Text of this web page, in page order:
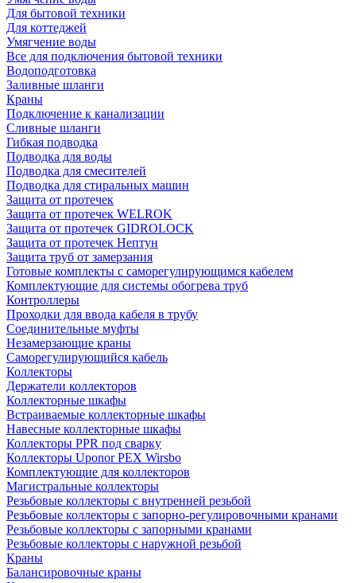
Для бытовой техники
Для коттеджей
Умягчение воды
Все для подключения бытовой техники
Водоподготовка
Заливные шланги
Краны
Подключение к канализации
Сливные шланги
Гибкая подводка
Подводка для воды
Подводка для смесителей
Подводка для стиральных машин
Защита от протечек
Защита от протечек WELROK
Защита от протечек GIDROLOCK
Защита от протечек Нептун
Защита труб от замерзания
Готовые комплекты с саморегулирующимся кабелем
Комплектующие для системы обогрева труб
Контроллеры
Проходки для ввода кабеля в трубу
Соединительные муфты
Незамерзающие краны
Саморегулирующийся кабель
Коллекторы
Держатели коллекторов
Коллекторные шкафы
Встраиваемые коллекторные шкафы
Навесные коллекторные шкафы
Коллекторы PPR под сварку
Коллекторы Uponor PEX Wirsbo
Комплектующие для коллекторов
Магистральные коллекторы
Резьбовые коллекторы с внутренней резьбой
Резьбовые коллекторы с запорно-регулировочными кранами
Резьбовые коллекторы с запорными кранами
Резьбовые коллекторы с наружной резьбой
Краны
Балансировочные краны